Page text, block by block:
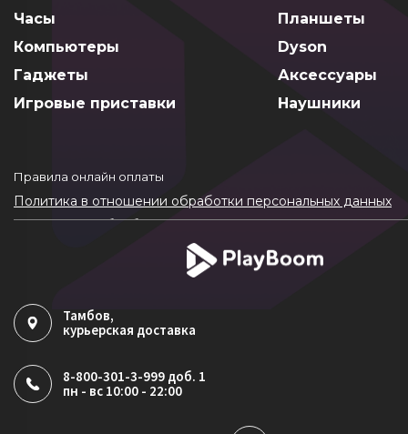
Часы
Планшеты
Компьютеры
Dyson
Гаджеты
Аксессуары
Игровые приставки
Наушники
Правила онлайн оплаты
Политика в отношении обработки персональных данных
Согласие на обработку ПДн
Политика обработки файлов cookie
Тамбов,
курьерская доставка
8-800-301-3-999 доб. 1
пн - вс 10:00 - 22:00